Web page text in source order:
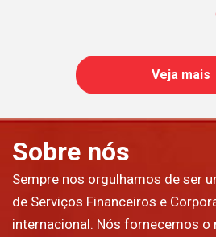
Veja mais
Sobre nós
Sempre nos orgulhamos de ser
de Serviços Financeiros e
internacional. Nós fornecemos o